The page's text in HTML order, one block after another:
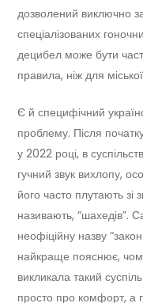
дозволений виключно
спеціалізованих
децибел може бути
правила, ніж для
Є й специфічний
проблему. Після
у 2022 році, в
гучний звук вихлопу,
його часто плутають зі
називають, “шахедів”.
неофіційну назву
найкраще пояснює,
викликала такий
просто про комфорт, а